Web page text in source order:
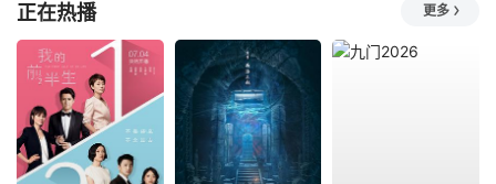
正在热播 更多